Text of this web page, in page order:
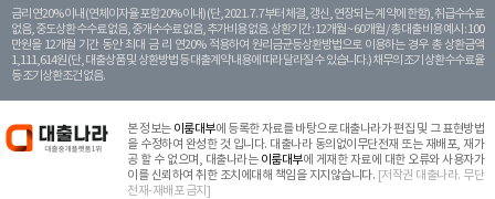
금리 연20% 이내 (연체이자율 포함 20% 이내) (단, 2021. 7. 7부터 체결, 갱신, 연장되는 계 약에 한함), 취급수수료
없음, 중도상환 수수료 없음, 중개수수료 없음, 추가비용 없음. 상환기간 : 12개월 ~ 60개월 / 총 대출 비용 예시 : 100
만원을 12개월 기간 동안 최대 금 리 연20% 적용하여 원리금균등상환방법으로 이용하는 경우 총 상환금액
1,111,614원 (단, 대출상품 및 상환방법 등 대출계약 내용에 따라 달라질 수 있습니다.) 채무의 조기 상환수수료율
등 조기상환조건 없음.
본 정보는 이룸대부에 등록한 자료를 바탕으로 대출나라가 편집 및 그 표현방법
을 수정하여 완성한 것 입니다. 대출나라 동의없이무단전재 또는 재배포, 재가
공 할 수 없으며, 대출나라는 이룸대부에 게재한 자료에 대한 오류와 사용자가
이를 신뢰하여 취한 조치에대해 책임을 지지않습니다. [저작권 대출나라. 무단
전재-재배포 금지]